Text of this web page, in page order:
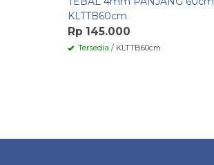
KLTTB60cm
Rp 145.000
Tersedia / KLTTB60cm